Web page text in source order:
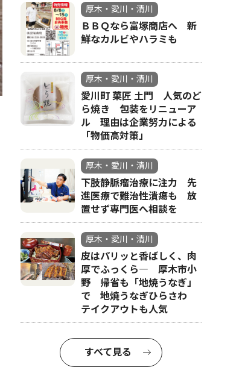
厚木・愛川・清川
ＢＢＱなら富塚商店へ 新
鮮なカルビやハラミも
厚木・愛川・清川
愛川町 菓匠 土門 人気のど
ら焼き 包装をリニューア
ル 理由は企業努力による
「物価高対策」
厚木・愛川・清川
下肢静脈瘤治療に注力 先
進医療で難治性潰瘍も 放
置せず専門医へ相談を
厚木・愛川・清川
皮はパリッと香ばしく、肉
厚でふっくら― 厚木市小
野 帰省も「地焼うなぎ」
で 地焼うなぎひらさわ
テイクアウトも人気
すべて見る